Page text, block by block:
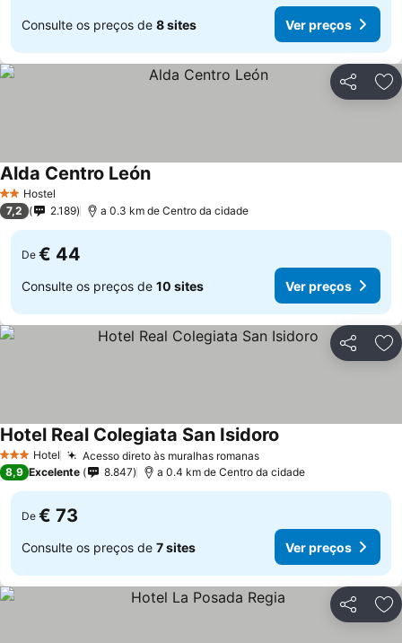
Consulte os preços de 8 sites Ver preços
Partilhar
2 Estrelas
Hostel
Alda Centro LeónVer preços
7,2 2.189 a 0.3 km de Centro da cidade
De € 44
Consulte os preços de 10 sites Ver preços
Partilhar
3 EstrelasHotel Acesso direto às muralhas romanasVer preços
Hotel Real Colegiata San Isidoro
8,9 Excelente 8.847 a 0.4 km de Centro da cidade
De € 73
Consulte os preços de 7 sites Ver preços
Partilhar